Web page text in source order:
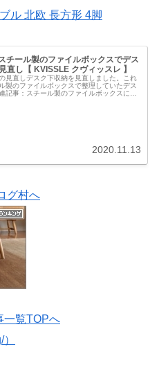
ル 北欧 長方形 4脚
チール製のファイルボックスでデス
直し【 KVISSLE クヴィッスレ 】
見直しデスク下収納を見直しました。これ
製のファイルボックスで整理していたデス
記事：スチール製のファイルボックスに置
2020.11.13
一覧TOPへ